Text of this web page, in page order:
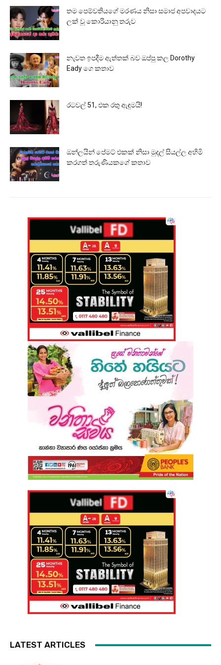
තම පෙම්වතියගේ මරණය නිසා සමාජ අපවාදයට
ලක් වූ කොරියානු තරුව
නැවත ඉපදීම ඇත්තක් බව ඔප්පු කල Dorothy
Eady ගෙ කතාව
රටවල් 51, එක රතු ඇඳුමයි!
ඔන්ලයින් පේමට් එකක් නිසා මුදල් සියල්ල අහිමි
කරගත් තරුණියකගේ කතාව
LATEST ARTICLES